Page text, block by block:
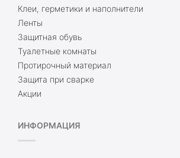
Клеи, герметики и наполнители
Ленты
Защитная обувь
Туалетные комнаты
Протирочный материал
Защита при сварке
Акции
ИНФОРМАЦИЯ